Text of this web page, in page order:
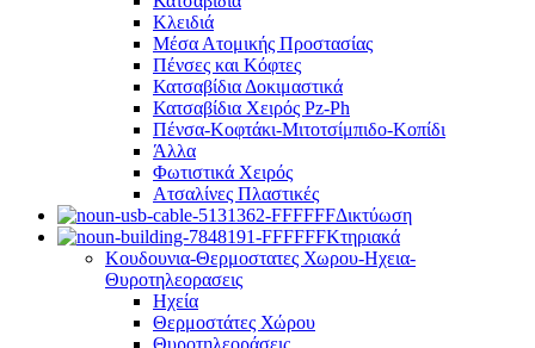
Κλειδιά
Μέσα Ατομικής Προστασίας
Πένσες και Κόφτες
Κατσαβίδια Δοκιμαστικά
Κατσαβίδια Χειρός Pz-Ph
Πένσα-Κοφτάκι-Μιτοτσίμπιδο-Κοπίδι
Άλλα
Φωτιστικά Χειρός
Ατσαλίνες Πλαστικές
Δικτύωση
Κτηριακά
Κουδουνια-Θερμοστατες Χωρου-Ηχεια-
Θυροτηλεορασεις
Ηχεία
Θερμοστάτες Χώρου
Θυροτηλεοράσεις